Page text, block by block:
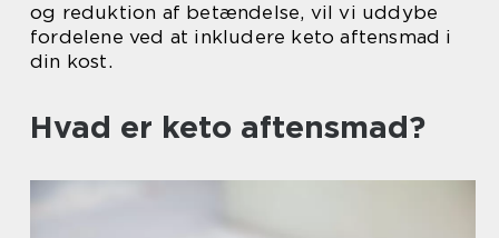
og reduktion af betændelse, vil vi uddybe
fordelene ved at inkludere keto aftensmad i
din kost.
Hvad er keto aftensmad?